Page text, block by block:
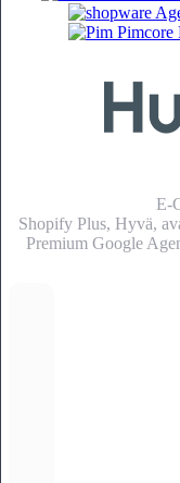
E-
Shopify Plus, Hyvä,
Premium Google